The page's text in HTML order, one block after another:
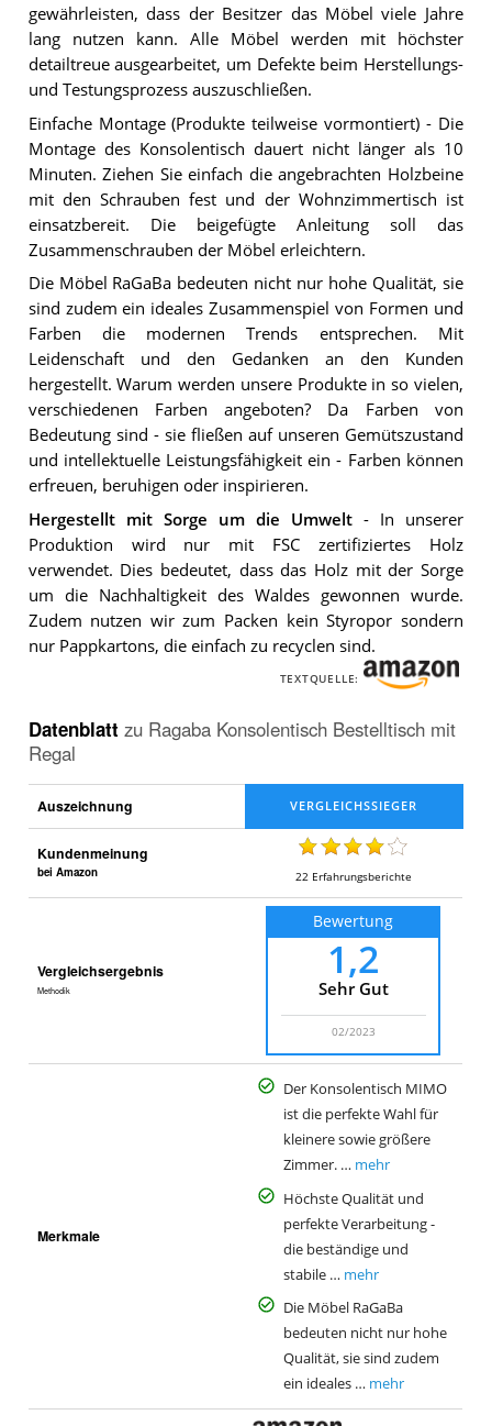
gewährleisten, dass der Besitzer das Möbel viele Jahre
lang nutzen kann. Alle Möbel werden mit höchster
detailtreue ausgearbeitet, um Defekte beim Herstellungs-
und Testungsprozess auszuschließen.
Einfache Montage (Produkte teilweise vormontiert) - Die
Montage des Konsolentisch dauert nicht länger als 10
Minuten. Ziehen Sie einfach die angebrachten Holzbeine
mit den Schrauben fest und der Wohnzimmertisch ist
einsatzbereit. Die beigefügte Anleitung soll das
Zusammenschrauben der Möbel erleichtern.
Die Möbel RaGaBa bedeuten nicht nur hohe Qualität, sie
sind zudem ein ideales Zusammenspiel von Formen und
Farben die modernen Trends entsprechen. Mit
Leidenschaft und den Gedanken an den Kunden
hergestellt. Warum werden unsere Produkte in so vielen,
verschiedenen Farben angeboten? Da Farben von
Bedeutung sind - sie fließen auf unseren Gemütszustand
und intellektuelle Leistungsfähigkeit ein - Farben können
erfreuen, beruhigen oder inspirieren.
Hergestellt mit Sorge um die Umwelt- In unserer
Produktion wird nur mit FSC zertifiziertes Holz
verwendet. Dies bedeutet, dass das Holz mit der Sorge
um die Nachhaltigkeit des Waldes gewonnen wurde.
Zudem nutzen wir zum Packen kein Styropor sondern
nur Pappkartons, die einfach zu recyclen sind.
TEXTQUELLE:
Datenblatt zu Ragaba Konsolentisch Bestelltisch mit
Regal
Auszeichnung
Kundenmeinung
bei Amazon 22 Erfahrungsberichte
Vergleichsergebnis
Methodik
Bewertung
1,2
Sehr Gut
02/2023
Merkmale
Der Konsolentisch MIMO
ist die perfekte Wahl für
kleinere sowie größere
Zimmer. … mehr
Höchste Qualität und
perfekte Verarbeitung -
die beständige und
stabile … mehr
Die Möbel RaGaBa
bedeuten nicht nur hohe
Qualität, sie sind zudem
ein ideales … mehr